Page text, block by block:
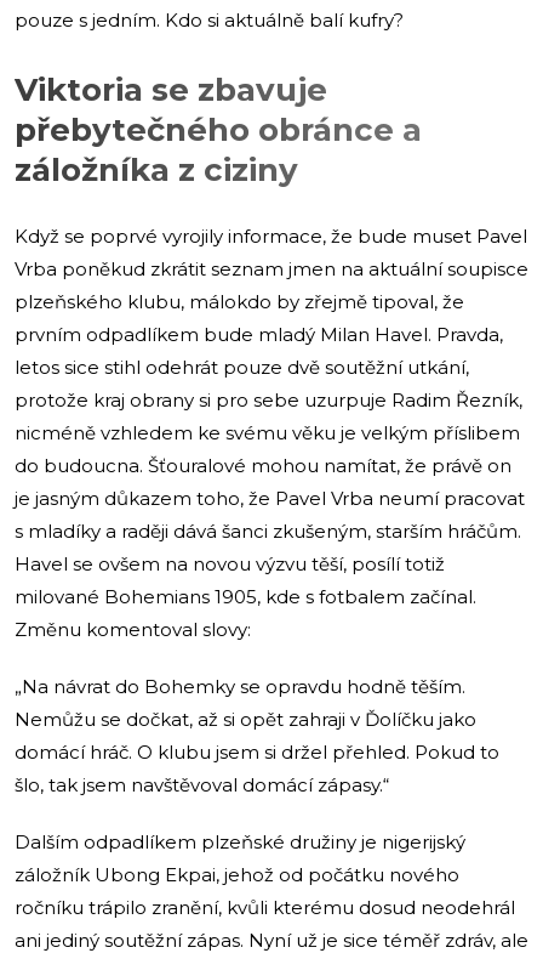
pouze s jedním. Kdo si aktuálně balí kufry?
Viktoria se zbavuje
přebytečného obránce a
záložníka z ciziny
Když se poprvé vyrojily informace, že bude muset Pavel
Vrba poněkud zkrátit seznam jmen na aktuální soupisce
plzeňského klubu, málokdo by zřejmě tipoval, že
prvním odpadlíkem bude mladý Milan Havel. Pravda,
letos sice stihl odehrát pouze dvě soutěžní utkání,
protože kraj obrany si pro sebe uzurpuje Radim Řezník,
nicméně vzhledem ke svému věku je velkým příslibem
do budoucna. Šťouralové mohou namítat, že právě on
je jasným důkazem toho, že Pavel Vrba neumí pracovat
s mladíky a raději dává šanci zkušeným, starším hráčům.
Havel se ovšem na novou výzvu těší, posílí totiž
milované Bohemians 1905, kde s fotbalem začínal.
Změnu komentoval slovy:
„Na návrat do Bohemky se opravdu hodně těším.
Nemůžu se dočkat, až si opět zahraji v Ďolíčku jako
domácí hráč. O klubu jsem si držel přehled. Pokud to
šlo, tak jsem navštěvoval domácí zápasy.“
Dalším odpadlíkem plzeňské družiny je nigerijský
záložník Ubong Ekpai, jehož od počátku nového
ročníku trápilo zranění, kvůli kterému dosud neodehrál
ani jediný soutěžní zápas. Nyní už je sice téměř zdráv, ale